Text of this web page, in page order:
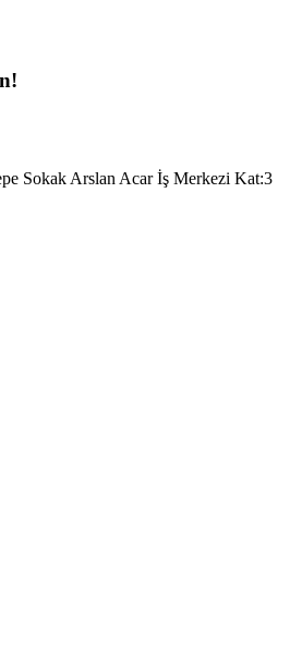
Sokak Arslan Acar İş Merkezi Kat:3